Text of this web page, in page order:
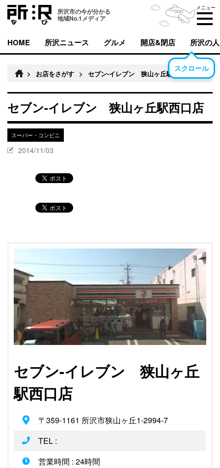
所沢市の今が分かる
地域No.1メディア
メニュー
HOME 所沢ニュース グルメ 開店&閉店 所沢の人
スクロール
> お店をさがす > セブン-イレブン 狭山ヶ丘駅西口店
セブン-イレブン 狭山ヶ丘駅西口店
スーパー・コンビニ
2014/11/03
セブン-イレブン 狭山ヶ丘
駅西口店
〒359-1161 所沢市狭山ヶ丘1-2994-7
TEL :
営業時間 : 24時間